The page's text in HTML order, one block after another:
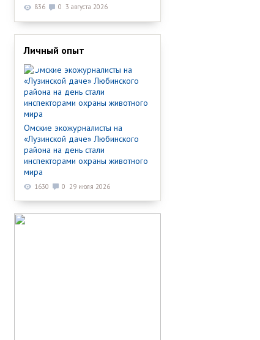
836 0 3 августа 2026
Личный опыт
Омские экожурналисты на
«Лузинской даче» Любинского
района на день стали
инспекторами охраны животного
мира
1630 0 29 июля 2026